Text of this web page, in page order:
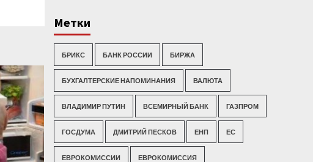
Метки
БРИКС БАНК РОССИИ БИРЖА
БУХГАЛТЕРСКИЕ НАПОМИНАНИЯ ВАЛЮТА
ВЛАДИМИР ПУТИН ВСЕМИРНЫЙ БАНК ГАЗПРОМ
ГОСДУМА ДМИТРИЙ ПЕСКОВ ЕНП ЕС
ЕВРОКОМИССИИ ЕВРОКОМИССИЯ